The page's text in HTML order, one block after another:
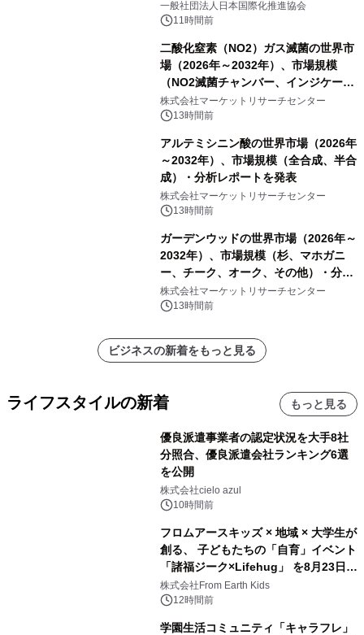
一般社団法人日本国際化推進協会
11時間前
二酸化窒素（NO2）ガス滅菌の世界市
場（2026年～2032年）、市場規模
（NO2滅菌チャンバー、インジケータ
ーおよびモニタリングシステム、その
他）・分析レポートを発表
株式会社マーケットリサーチセンター
13時間前
アルテミシニン酸の世界市場（2026年
～2032年）、市場規模（全合成、半合
成）・分析レポートを発表
株式会社マーケットリサーチセンター
13時間前
ガーデンウッドの世界市場（2026年～
2032年）、市場規模（杉、マホガニ
ー、チーク、オーク、その他）・分析
レポートを発表
株式会社マーケットリサーチセンター
13時間前
ビジネスの新着をもっと見る
ライフスタイルの新着 もっと見る
優良派遣事業者の認定状況を大手8社
分照合、優良派遣会社ランキング6選
を公開
株式会社cielo azul
10時間前
フロムアースキッズ × 地域 × 大学生が
創る、 子どもたちの「自育」イベント
「諸福ジーク×Lifehug」 を8月23日
(日)開催
株式会社From Earth Kids
12時間前
学園生活コミュニティ「キャラフレ」